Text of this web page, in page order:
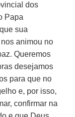
dos
Papa
sua
nos animou no
Queremos
desejamos
para que no
e, por isso,
confirmar na